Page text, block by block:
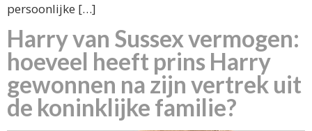
persoonlijke […]
Harry van Sussex vermogen:
hoeveel heeft prins Harry
gewonnen na zijn vertrek uit
de koninklijke familie?